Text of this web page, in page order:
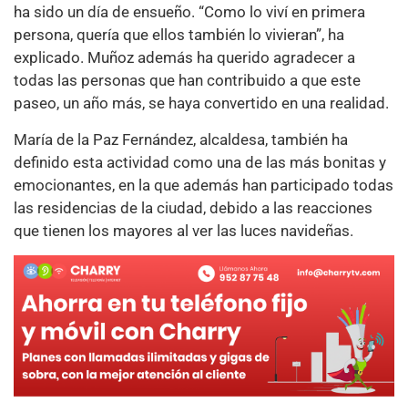
ha sido un día de ensueño. “Como lo viví en primera
persona, quería que ellos también lo vivieran”, ha
explicado. Muñoz además ha querido agradecer a
todas las personas que han contribuido a que este
paseo, un año más, se haya convertido en una realidad.
María de la Paz Fernández, alcaldesa, también ha
definido esta actividad como una de las más bonitas y
emocionantes, en la que además han participado todas
las residencias de la ciudad, debido a las reacciones
que tienen los mayores al ver las luces navideñas.